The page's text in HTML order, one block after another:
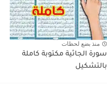
منذ بضع لحظات
سورة الجاثية مكتوبة كاملة
بالتشكيل